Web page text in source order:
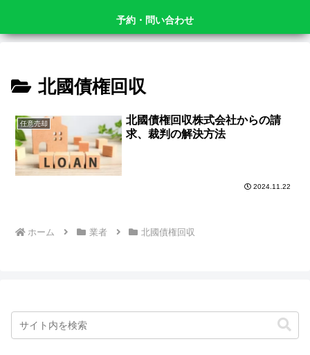
予約・問い合わせ
北國債権回収
任意売却
北國債権回収株式会社からの請
求、裁判の解決方法
2024.11.22
ホーム 業者 北國債権回収